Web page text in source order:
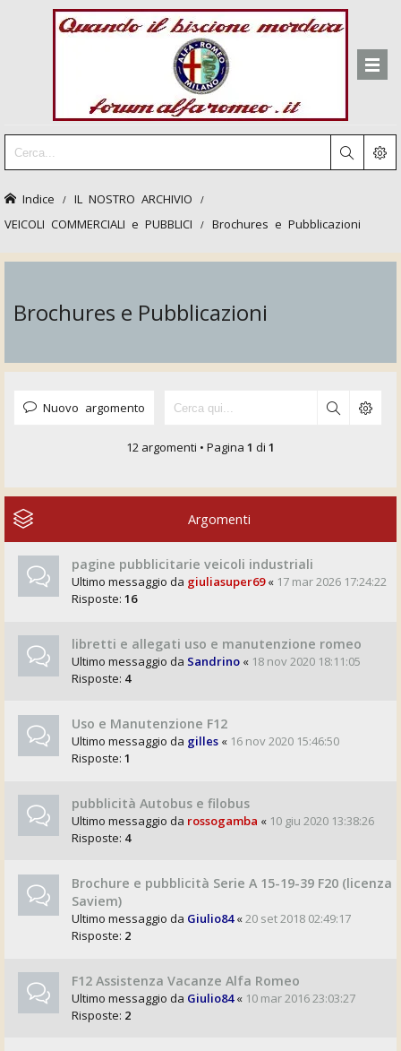
Indice IL NOSTRO ARCHIVIO
VEICOLI COMMERCIALI e PUBBLICI Brochures e Pubblicazioni
Brochures e Pubblicazioni
Nuovo argomento
12 argomenti • Pagina 1 di 1
Argomenti
pagine pubblicitarie veicoli industriali
Ultimo messaggio da giuliasuper69« 17 mar 2026 17:24:22
Risposte: 16
libretti e allegati uso e manutenzione romeo
Ultimo messaggio da Sandrino « 18 nov 2020 18:11:05
Risposte: 4
Uso e Manutenzione F12
Ultimo messaggio da gilles « 16 nov 2020 15:46:50
Risposte: 1
pubblicità Autobus e filobus
Ultimo messaggio da rossogamba « 10 giu 2020 13:38:26
Risposte: 4
Brochure e pubblicità Serie A 15-19-39 F20 (licenza
Saviem)
Ultimo messaggio da Giulio84«20 set 2018 02:49:17
Risposte: 2
F12 Assistenza Vacanze Alfa Romeo
Ultimo messaggio da Giulio84« 10 mar 2016 23:03:27
Risposte: 2